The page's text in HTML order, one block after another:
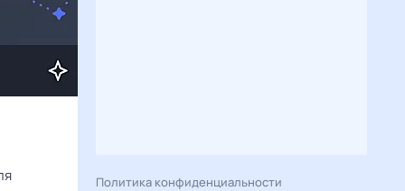
Политика конфиденциальности